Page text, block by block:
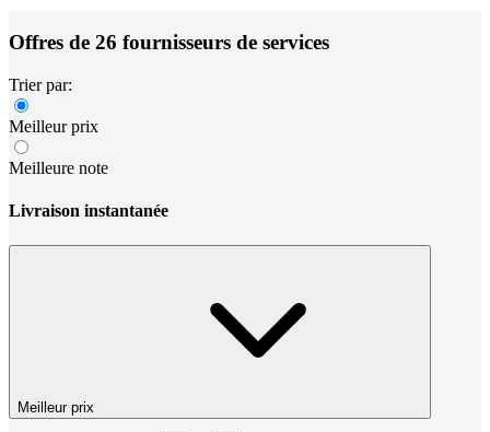
Offres de 26 fournisseurs de services
Trier par:
Meilleur prix
Meilleure note
Livraison instantanée
Meilleur prix